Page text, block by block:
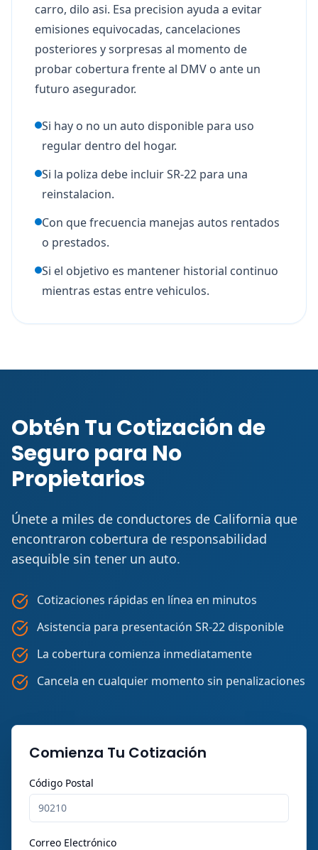
carro, dilo asi. Esa precision ayuda a evitar
emisiones equivocadas, cancelaciones
posteriores y sorpresas al momento de
probar cobertura frente al DMV o ante un
futuro asegurador.
Si hay o no un auto disponible para uso
regular dentro del hogar.
Si la poliza debe incluir SR-22 para una
reinstalacion.
Con que frecuencia manejas autos rentados
o prestados.
Si el objetivo es mantener historial continuo
mientras estas entre vehiculos.
Obtén Tu Cotización de
Seguro para No
Propietarios
Únete a miles de conductores de California que
encontraron cobertura de responsabilidad
asequible sin tener un auto.
Cotizaciones rápidas en línea en minutos
Asistencia para presentación SR-22 disponible
La cobertura comienza inmediatamente
Cancela en cualquier momento sin penalizaciones
Comienza Tu Cotización
Código Postal
Correo Electrónico